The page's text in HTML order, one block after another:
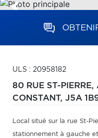
ULS : 20958182
80 RUE ST-PIERRE,
CONSTANT, J5A
Local situé sur la rue St-
stationnement à gauche